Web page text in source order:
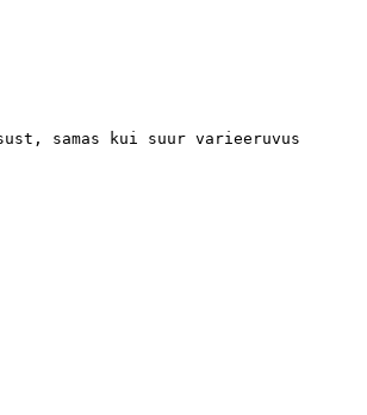
samas kui suur varieeruvus